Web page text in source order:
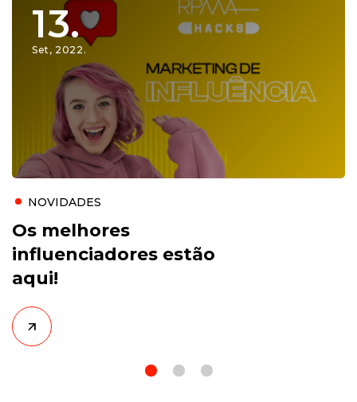
13.
Set, 2022.
NOVIDADES
Os melhores
influenciadores estão
aqui!